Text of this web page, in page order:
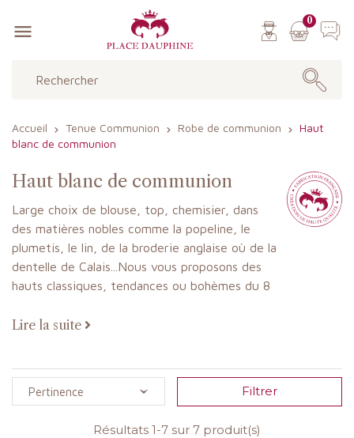
 0
Accueil Tenue Communion Robe de communion
Haut
blanc de communion
Haut blanc de communion
Large choix de blouse, top, chemisier, dans
des matières nobles comme la popeline, le
plumetis, le lin, de la broderie anglaise où de la
dentelle de Calais...Nous vous proposons des
hauts classiques, tendances ou bohèmes du 8
manches raglan...
le hiver et la mi-saison.
Lire la suite
Pertinence Filtrer
Résultats 1-7 sur 7 produit(s)